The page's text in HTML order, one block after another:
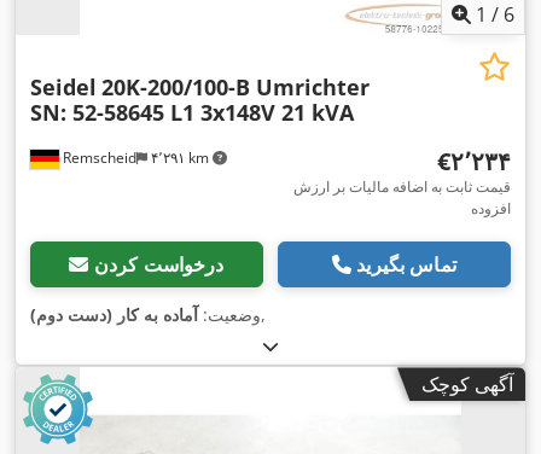
1 / 6
Remscheid ۴٬۲۹۱ km
Seidel 20K-200/100-B Umrichter
SN: 52-58645 L1 3x148V 21 kVA
‎€۲٬۲۳۴
قیمت ثابت به اضافه مالیات بر ارزش
افزوده
درخواست کردن تماس بگیرید
وضعیت: آماده به کار (دست دوم) ,
آگهی کوچک